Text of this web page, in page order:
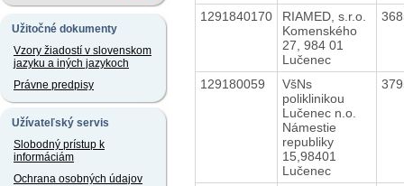
Užitočné dokumenty
Vzory žiadostí v slovenskom
jazyku a iných jazykoch
Právne predpisy
Užívateľský servis
Slobodný prístup k
informáciám
Ochrana osobných údajov
1291840170
RIAMED, s.r.o.
Komenského
27, 984 01
Lučenec
129180059
VšNs
poliklinikou
Lučenec n.o.
Námestie
republiky
15,98401
Lučenec